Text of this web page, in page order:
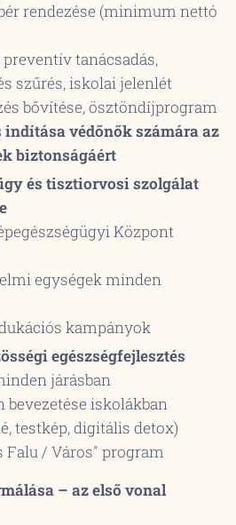
rendezése (minimum nettó
preventív tanácsadás,
szűrés, iskolai jelenlét
bővítése, ösztöndíjprogram
indítása védőnők számára az
biztonságáért
és tisztiorvosi szolgálat
Központ
egységek minden
kampányok
egészségfejlesztés
járásban
bevezetése iskolákban
testkép, digitális detox)
Falu / Város" program
– az első vonal